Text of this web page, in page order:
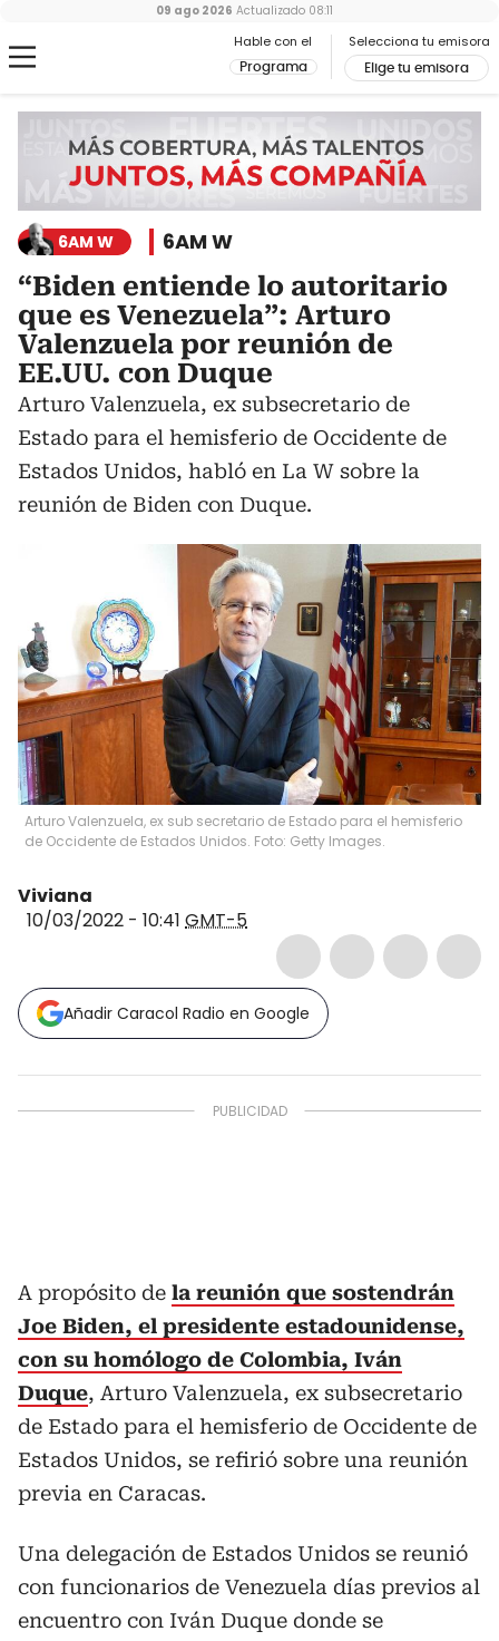
Hable con el
Programa
Selecciona tu emisora
Elige tu emisora
09 ago 2026 Actualizado 08:11
6AM W 6AM W
“Biden entiende lo autoritario
que es Venezuela”: Arturo
Valenzuela por reunión de
EE.UU. con Duque
Arturo Valenzuela, ex subsecretario de
Estado para el hemisferio de Occidente de
Estados Unidos, habló en La W sobre la
reunión de Biden con Duque.
Arturo Valenzuela, ex sub secretario de Estado para el hemisferio
de Occidente de Estados Unidos. Foto: Getty Images.
Viviana
10/03/2022 - 10:41 GMT-5
Añadir Caracol Radio en Google
A propósito de la reunión que sostendrán
Joe Biden, el presidente estadounidense,
con su homólogo de Colombia, Iván
Duque, Arturo Valenzuela, ex subsecretario
de Estado para el hemisferio de Occidente de
Estados Unidos, se refirió sobre una reunión
previa en Caracas.
Una delegación de Estados Unidos se reunió
con funcionarios de Venezuela días previos al
encuentro con Iván Duque donde se